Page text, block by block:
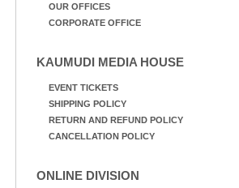
OUR OFFICES
CORPORATE OFFICE
KAUMUDI MEDIA HOUSE
EVENT TICKETS
SHIPPING POLICY
RETURN AND REFUND POLICY
CANCELLATION POLICY
ONLINE DIVISION